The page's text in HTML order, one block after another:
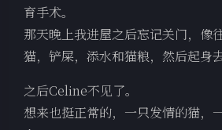
育手术。
那天晚上我进屋之后忘记关门，像
猫，铲屎，添水和猫粮，然后起身
之后Celine不见了。
想来也挺正常的，一只发情的猫，